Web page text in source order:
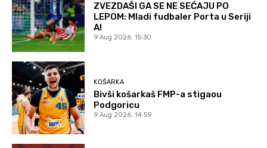
ZVEZDAŠI GA SE NE SEĆAJU PO
LEPOM: Mladi fudbaler Porta u Seriji
A!
9 Aug 2026. 15:30
KOŠARKA
Bivši košarkaš FMP-a stigaou
Podgoricu
9 Aug 2026. 14:59